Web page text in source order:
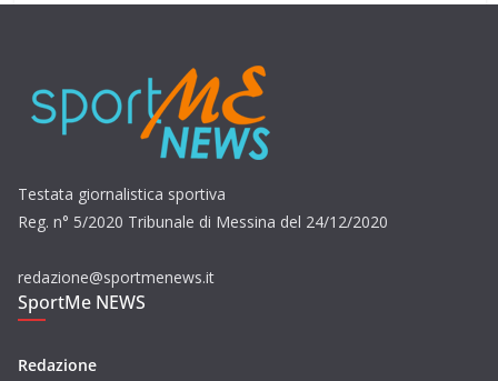
Testata giornalistica sportiva
Reg. n° 5/2020 Tribunale di Messina del 24/12/2020
redazione@sportmenews.it
SportMe NEWS
Redazione